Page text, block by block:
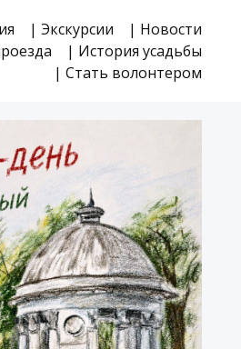
| Экскурсии
| Новости
| История усадьбы
| Стать волонтером